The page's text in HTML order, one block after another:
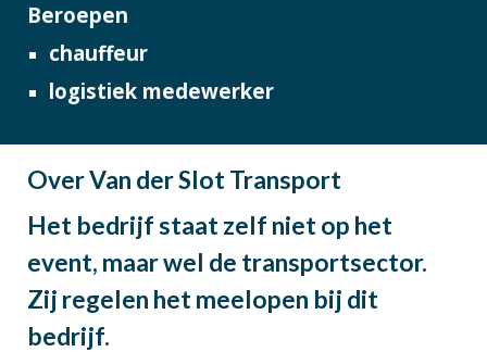
Beroepen
chauffeur
logistiek medewerker
Over Van der Slot Transport
Het bedrijf staat zelf niet op het
event, maar wel de transportsector.
Zij regelen het meelopen bij dit
bedrijf.